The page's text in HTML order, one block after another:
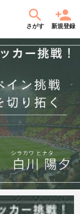
さがす 新規登録